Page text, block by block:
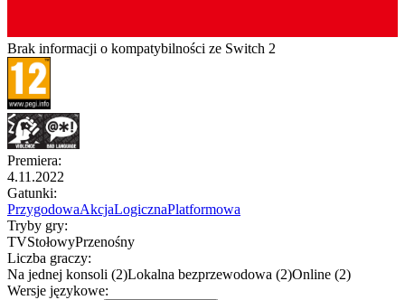
Brak informacji o kompatybilności ze Switch 2
Premiera:
4.11.2022
Gatunki:
PrzygodowaAkcjaLogicznaPlatformowa
Tryby gry:
TVStołowyPrzenośny
Liczba graczy:
Na jednej konsoli (2)Lokalna bezprzewodowa (2)Online (2)
Wersje językowe: